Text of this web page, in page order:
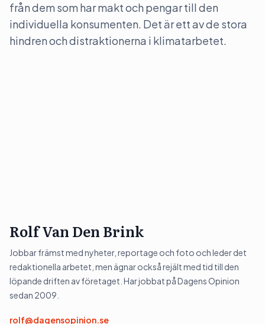
från dem som har makt och pengar till den
individuella konsumenten. Det är ett av de stora
hindren och distraktionerna i klimatarbetet.
Rolf Van Den Brink
Jobbar främst med nyheter, reportage och foto och leder det
redaktionella arbetet, men ägnar också rejält med tid till den
löpande driften av företaget. Har jobbat på Dagens Opinion
sedan 2009.
rolf@dagensopinion.se